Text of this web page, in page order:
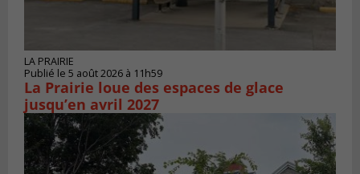
LA PRAIRIE
Publié le 5 août 2026 à 11h59
La Prairie loue des espaces de glace
jusqu’en avril 2027